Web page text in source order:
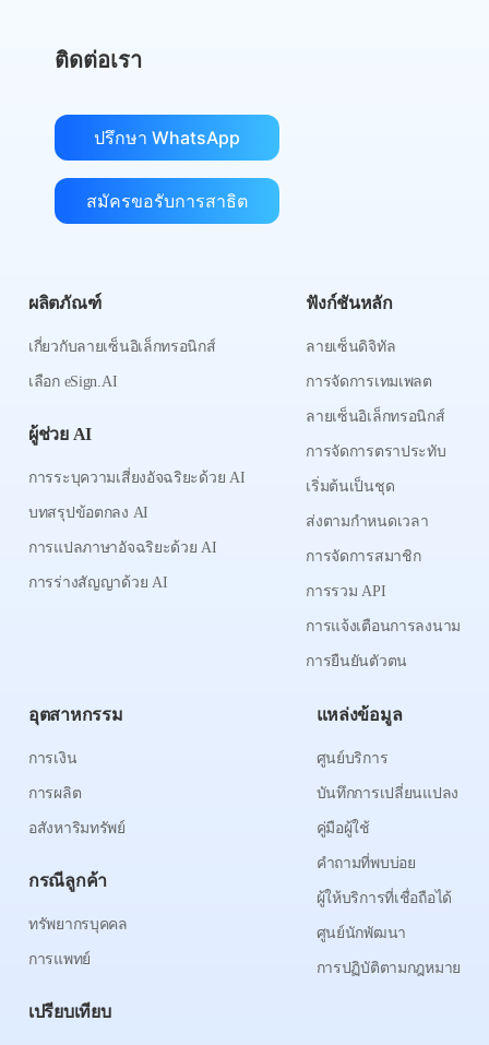
ติดต่อเรา
ปรึกษา WhatsApp
สมัครขอรับการสาธิต
ผลิตภัณฑ์
เกี่ยวกับลายเซ็นอิเล็กทรอนิกส์
เลือก eSign.AI
ผู้ช่วย AI
การระบุความเสี่ยงอัจฉริยะด้วย AI
บทสรุปข้อตกลง AI
การแปลภาษาอัจฉริยะด้วย AI
การร่างสัญญาด้วย AI
ฟังก์ชันหลัก
ลายเซ็นดิจิทัล
การจัดการเทมเพลต
ลายเซ็นอิเล็กทรอนิกส์
การจัดการตราประทับ
เริ่มต้นเป็นชุด
ส่งตามกำหนดเวลา
การจัดการสมาชิก
การรวม API
การแจ้งเตือนการลงนาม
การยืนยันตัวตน
อุตสาหกรรม
การเงิน
การผลิต
อสังหาริมทรัพย์
กรณีลูกค้า
ทรัพยากรบุคคล
การแพทย์
เปรียบเทียบ
แหล่งข้อมูล
ศูนย์บริการ
บันทึกการเปลี่ยนแปลง
คู่มือผู้ใช้
คำถามที่พบบ่อย
ผู้ให้บริการที่เชื่อถือได้
ศูนย์นักพัฒนา
การปฏิบัติตามกฎหมาย